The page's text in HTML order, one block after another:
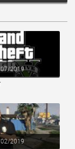
2019
ce fichier
2019